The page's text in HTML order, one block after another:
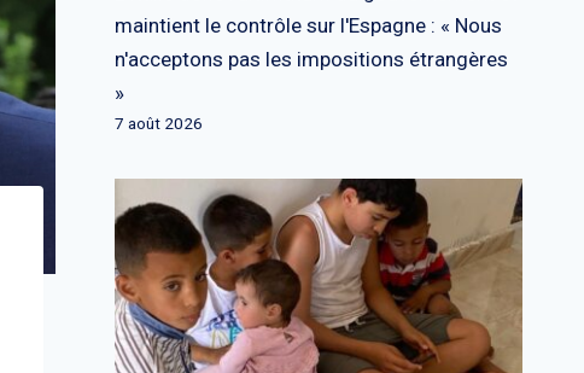
maintient le contrôle sur l'Espagne : « Nous
n'acceptons pas les impositions étrangères
»
7 août 2026